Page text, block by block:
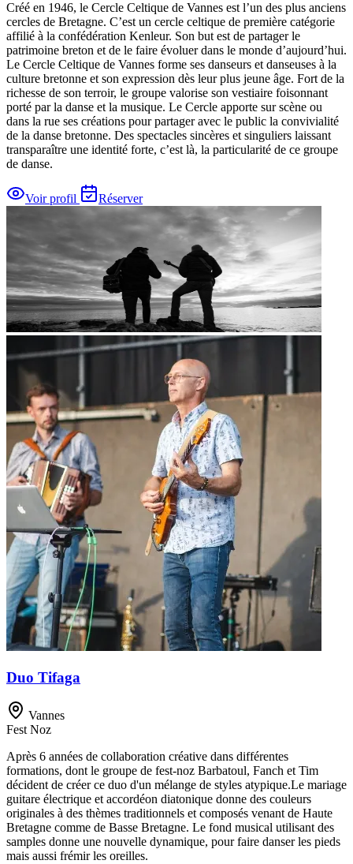
Créé en 1946, le Cercle Celtique de Vannes est l’un des plus anciens
cercles de Bretagne. C’est un cercle celtique de première catégorie
affilié à la confédération Kenleur. Son but est de partager le
patrimoine breton et de le faire évoluer dans le monde d’aujourd’hui.
Le Cercle Celtique de Vannes forme ses danseurs et danseuses à la
culture bretonne et son expression dès leur plus jeune âge. Fort de la
richesse de son terroir, le groupe valorise son vestiaire foisonnant
porté par la danse et la musique. Le Cercle apporte sur scène ou
dans la rue ses créations pour partager avec le public la convivialité
de la danse bretonne. Des spectacles sincères et singuliers laissant
transparaître une identité forte, c’est là, la particularité de ce groupe
de danse.
Voir profil Réserver
Duo Tifaga
Vannes
Fest Noz
Après 6 années de collaboration créative dans différentes
formations, dont le groupe de fest-noz Barbatoul, Fanch et Tim
décident de créer ce duo d'un mélange de styles atypique. ​ Le mariage
guitare électrique et accordéon diatonique donne des couleurs
originales à des thèmes traditionnels et composés venant de Haute
Bretagne comme de Basse Bretagne. Le fond musical utilisant des
samples donne une nouvelle dynamique, pour faire danser les pieds
mais aussi frémir les oreilles.